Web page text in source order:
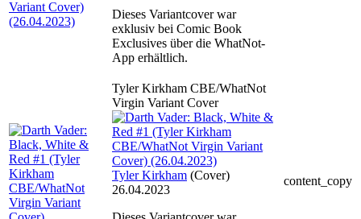
Dieses Variantcover war
exklusiv bei Comic Book
Exclusives über die WhatNot-
App erhältlich.
Tyler Kirkham CBE/WhatNot
Virgin Variant Cover
Tyler Kirkham (Cover)
26.04.2023
content_copy